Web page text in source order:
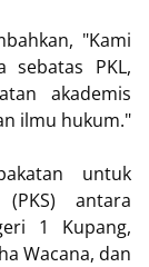
"Kami
PKL,
akademis
ilmu hukum."
untuk
antara
1 Kupang,
Wacana, dan